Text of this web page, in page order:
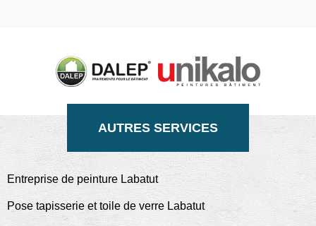
AUTRES SERVICES
Entreprise de peinture Labatut
Pose tapisserie et toile de verre Labatut